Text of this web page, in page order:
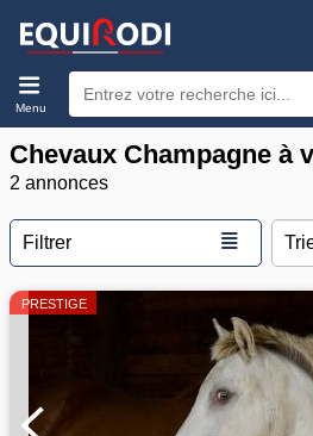
Menu
Chevaux Champagne à
2 annonces
Filtrer ≣
PRESTIGE